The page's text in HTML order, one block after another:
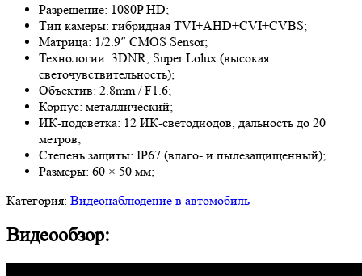
Разрешение: 1080P HD;
Тип камеры: гибридная TVI+AHD+CVI+CVBS;
Матрица: 1/2.9″ CMOS Sensor;
Технологии: 3DNR, Super Lolux (высокая
светочувствительность);
Объектив: 2.8mm / F1.6;
Корпус: металлический;
ИК-подсветка: 12 ИК-светодиодов, дальность до 20
метров;
Степень защиты: IP67 (влаго- и пылезащищенный);
Размеры: 60 × 50 мм;
Категория: Видеонаблюдение в автомобиль
Видеообзор: